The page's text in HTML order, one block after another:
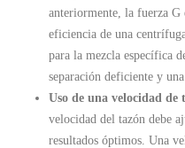
anteriormente, la fuerza
eficiencia de una
para la mezcla específica
separación deficiente y
Uso de una velocidad de
velocidad del tazón debe
resultados óptimos. Una